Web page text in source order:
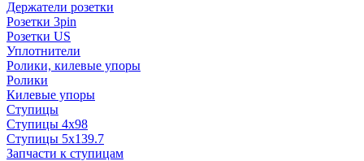
Держатели розетки
Розетки 3pin
Розетки US
Уплотнители
Ролики, килевые упоры
Ролики
Килевые упоры
Ступицы
Ступицы 4x98
Ступицы 5x139.7
Запчасти к ступицам